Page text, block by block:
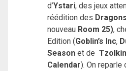
d’Ystari, des jeux
réédition des
nouveau Room 25),
Edition (Goblin’s Inc,
Season et de
Calendar). On reparle